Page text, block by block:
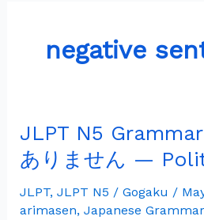
negative
JLPT N5
ありません —
JLPT, JLPT N5 / Gogaku /
arimasen, Japanese Grammar
JLPT
N5
Grammar:
A
は